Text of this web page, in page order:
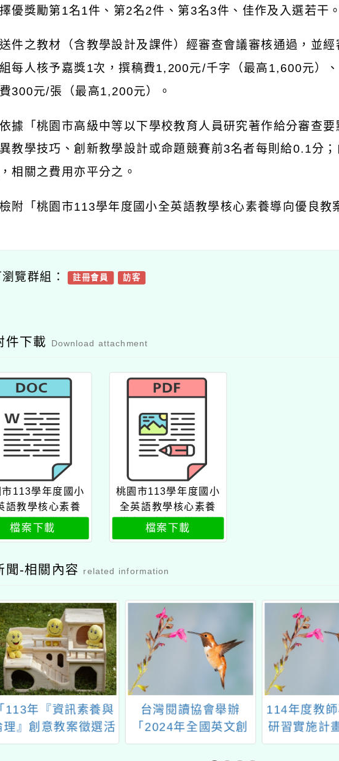
優獎勵第1名1件、第2名2件、第3名3件、佳作及入選若干。
件之教材（含教學設計及課件）經審查會議審核通過，並
每人核予嘉獎1次，撰稿費1,200元/千字（最高1,600元）
300元/張（最高1,200元）。
據「桃園市高級中等以下學校教育人員研究著作給分審查要
教學技巧、創新教學設計或命題競賽前3名者每則給0.1分
相關之費用亦平分之。
附「桃園市113學年度國小全英語教學核心素養導向優良教
覽群組： 註冊會員 訪客
件下載 Download attachment
113學年度國小
語教學核心素養
優良教案徵選計
畫
檔案下載
桃園市113學年度國小
全英語教學核心素養
導向優良教案徵選計
畫公文
檔案下載
聞-相關內容 related information
年『資訊素養與
創意教案徵選活
動」
台灣閱讀協會舉辦
「2024年全國英文創
意說書比賽」
114年度教師專
研習實施計畫─
次方多元工作坊